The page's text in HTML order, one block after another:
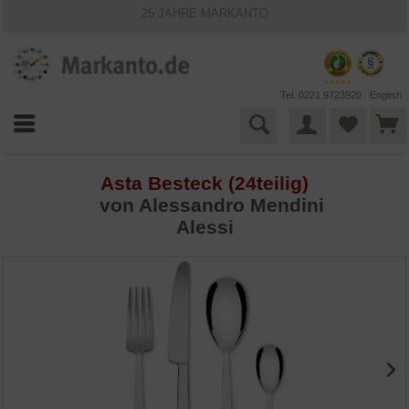
25 JAHRE MARKANTO
VIELFÄLTIGE ZAHLUNGSMÖGLICHKEITEN
BESTPRICE-GARANTIE
Tel. 0221 9723920 English
Asta Besteck (24teilig)
von Alessandro Mendini
Alessi